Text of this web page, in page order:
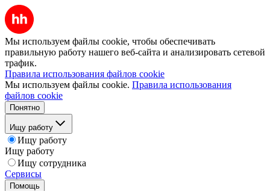
Мы используем файлы cookie, чтобы обеспечивать
правильную работу нашего веб-сайта и анализировать сетевой
трафик.
Правила использования файлов cookie
Мы используем файлы cookie. Правила использования
файлов cookie
Понятно
Ищу работу
Ищу работу
Ищу работу
Ищу сотрудника
Сервисы
Помощь